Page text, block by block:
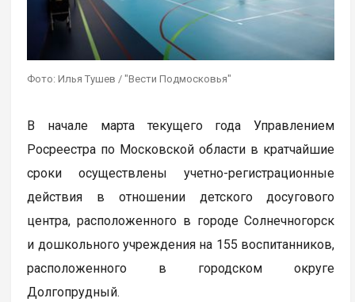
Фото: Илья Тушев / "Вести Подмосковья"
В начале марта текущего года Управлением
Росреестра по Московской области в кратчайшие
сроки осуществлены учетно-регистрационные
действия в отношении детского досугового
центра, расположенного в городе Солнечногорск
и дошкольного учреждения на 155 воспитанников,
расположенного в городском округе
Долгопрудный.